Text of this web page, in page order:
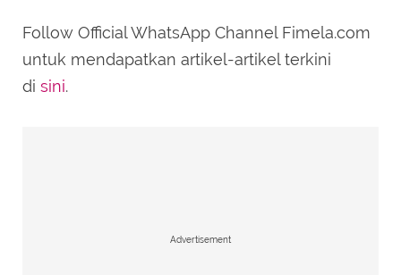
Festival 2024, Tompi mengundang putrinya,
Follow Official WhatsApp Channel Fimela.com
untuk mendapatkan artikel-artikel terkini
di sini.
Advertisement